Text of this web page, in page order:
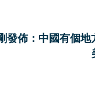
發佈：中國有個地